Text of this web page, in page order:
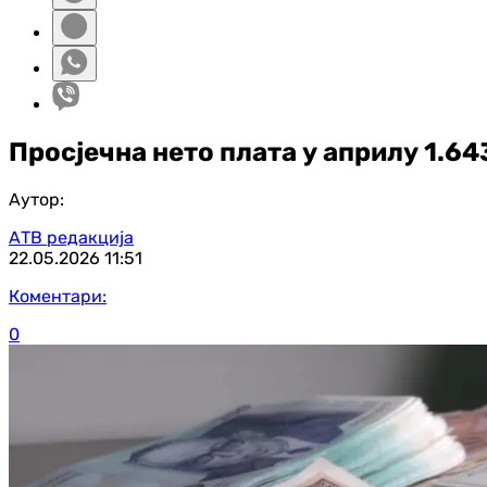
Просјечна нето плата у априлу
Аутор:
АТВ редакција
22.05.2026 11:51
Коментари:
0